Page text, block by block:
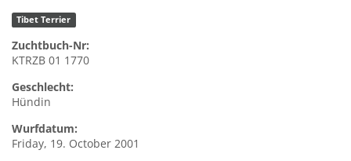
Tibet Terrier
Zuchtbuch-Nr:
KTRZB 01 1770
Geschlecht:
Hündin
Wurfdatum:
Friday, 19. October 2001